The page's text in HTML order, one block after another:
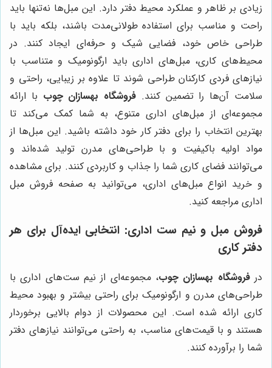
زیادی بر ظاهر و عملکرد محیط دفتر دارد. این مبل‌ها نه‌تنها باید
راحت و مناسب برای استفاده طولانی‌مدت باشند، بلکه باید با
طراحی خاص خود، فضایی شیک و حرفه‌ای ایجاد کنند. در
محیط‌های کاری، مبل‌های اداری باید ارگونومیک و متناسب با
نیازهای فردی کارکنان طراحی شوند تا علاوه بر زیبایی، راحتی و
سلامت آن‌ها را تضمین کنند. فروشگاه بهسازان چوب با ارائه
مجموعه‌ای از مبل‌های اداری متنوع، به شما کمک می‌کند تا
بهترین انتخاب را برای دفتر کار خود داشته باشید. این مبل‌ها از
مواد اولیه باکیفیت و با طراحی‌های مدرن تولید شده‌اند و
می‌توانند فضای کاری شما را جذاب و کاربردی کنند. برای مشاهده
و خرید انواع مبل‌های اداری، می‌توانید به صفحه فروش مبل
اداری مراجعه کنید.
فروش مبل و نیم ست اداری: انتخابی ایده‌آل برای هر
دفتر کاری
درفروشگاه بهسازان چوب، مجموعه‌ای از نیم ست‌های اداری با
طراحی‌های مدرن و ارگونومیک برای راحتی بیشتر و بهبود محیط
کاری ارائه شده است. این محصولات از دوام بالایی برخوردار
هستند و با قیمت‌های مناسب، به راحتی می‌توانند نیازهای دفتر
شما را برآورده کنند.